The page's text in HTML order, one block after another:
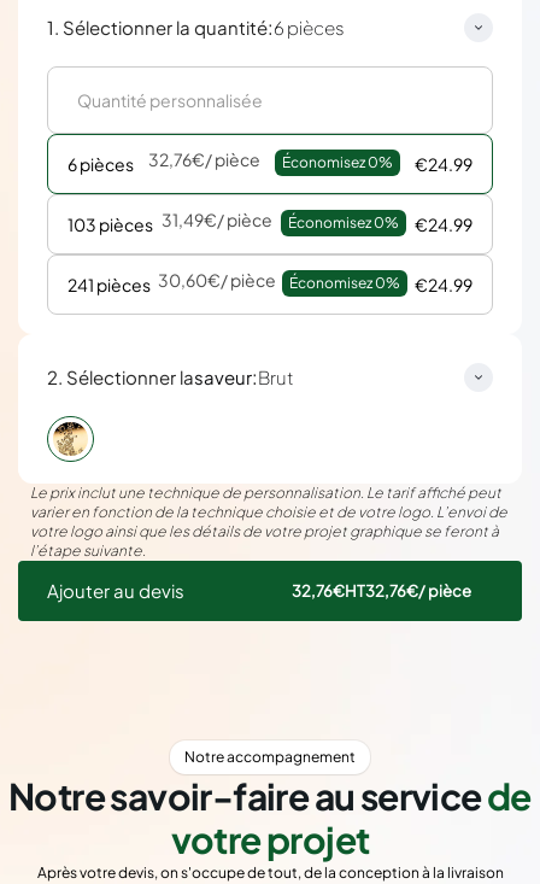
1. Sélectionner la quantité:6 pièces
6 pièces 32,76€/ pièce Économisez 0% €24.99
103 pièces 31,49€/ pièce Économisez 0% €24.99
241 pièces 30,60€/ pièce Économisez 0% €24.99
2. Sélectionner lasaveur:Brut
Le prix inclut une technique de personnalisation. Le tarif affiché peut
varier en fonction de la technique choisie et de votre logo. L’envoi de
votre logo ainsi que les détails de votre projet graphique se feront à
l’étape suivante.
Ajouter au devis 32,76€HT32,76€/ pièce
Notre accompagnement
Notre savoir-faire au servicede
votre projet
Après votre devis, on s'occupe de tout, de la conception à la livraison